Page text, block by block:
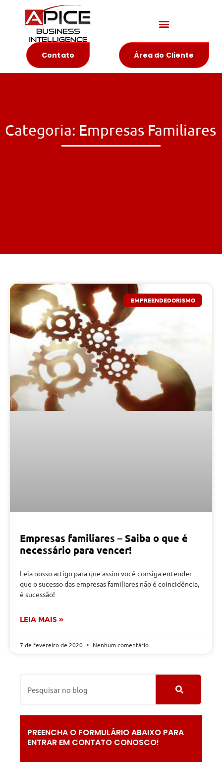
Contato Área do Cliente
Categoria: Empresas Familiares
EMPREENDEDORISMO
Empresas familiares – Saiba o que é
necessário para vencer!
Leia nosso artigo para que assim você consiga entender
que o sucesso das empresas familiares não é coincidência,
é sucessão!
LEIA MAIS »
7 de fevereiro de 2020 Nenhum comentário
PREENCHA O FORMULÁRIO ABAIXO PARA
ENTRAR EM CONTATO CONOSCO!